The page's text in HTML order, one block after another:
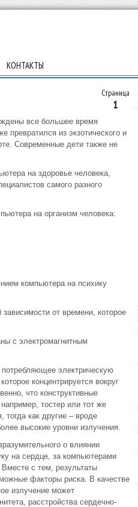
КОНТАКТЫ
Страница
1
все большее время
превратился из экзотического и
Современные дети также не
на здоровье человека,
самого разного
на организм человека:
компьютера на психику
от времени, которое
с электромагнитным
электрическую
концентрируется вокруг
что конструктивные
тостер или тот же
тогда как другие – вроде
высокие уровни излучения.
о влиянии
на сердце, за компьютерами
с тем, результаты
факторы риска. В качестве
излучение может
расстройства сердечно-